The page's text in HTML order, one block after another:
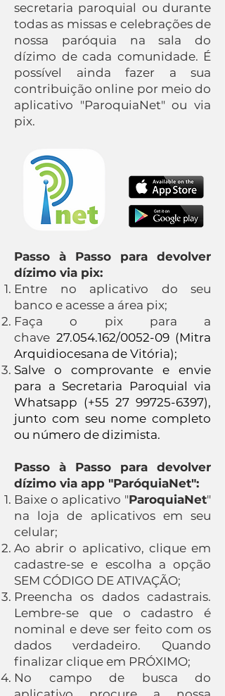
secretaria paroquial ou durante
todas as missas e celebrações de
nossa paróquia na sala do
dízimo de cada comunidade. É
possível ainda fazer a sua
contribuição online por meio do
aplicativo "ParoquiaNet" ou via
pix.
Passo à Passo para devolver
dízimo via pix:
​Entre no aplicativo do seu
banco e acesse a área pix;
Faça o pix para a
chave 27.054.162/0052-09 (Mitra
Arquidiocesana de Vitória);
Salve o comprovante e envie
para a Secretaria Paroquial via
Whatsapp (+55 27 99725-6397),
junto com seu nome completo
ou número de dizimista.
Passo à Passo para devolver
dízimo via app "ParóquiaNet":
Baixe o aplicativo "ParoquiaNet"
na loja de aplicativos em seu
celular;
Ao abrir o aplicativo, clique em
cadastre-se e escolha a opção
SEM CÓDIGO DE ATIVAÇÃO;
Preencha os dados cadastrais.
Lembre-se que o cadastro é
nominal e deve ser feito com os
dados verdadeiro. Quando
finalizar clique em PRÓXIMO;
No campo de busca do